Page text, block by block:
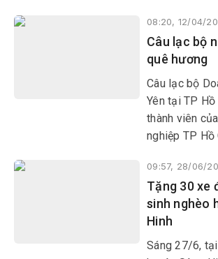
08:20, 12/04/
Câu lạc bộ
quê hương
Câu lạc bộ
Yên tại TP
thành viên
nghiệp TP Hồ
nghiệp quê
sống, làm
Minh và các
chặng đường
09:57, 28/06/
Tặng 30 xe
sinh nghèo
Hinh
Sáng 27/6,